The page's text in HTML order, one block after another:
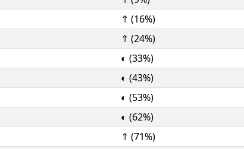
⇑ (16%)
⇑ (24%)
◐ (33%)
◐ (43%)
◐ (53%)
◐ (62%)
⇑ (71%)